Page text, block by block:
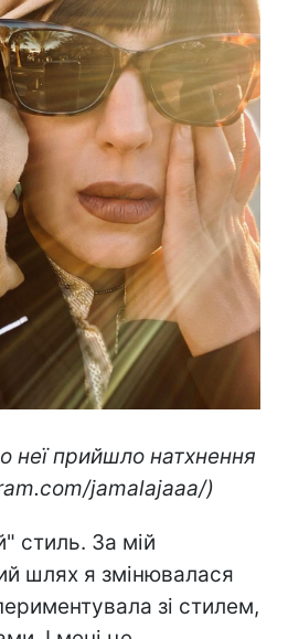
неї прийшло натхнення
jamalajaaa/)
стиль. За мій
шлях я змінювалася
зі стилем,